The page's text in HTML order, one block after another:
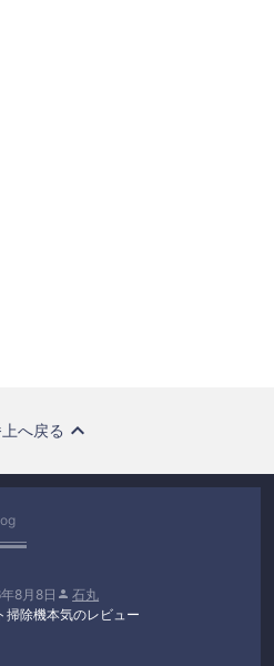
へ戻る
8月8日  石丸
掃除機本気のレビュー